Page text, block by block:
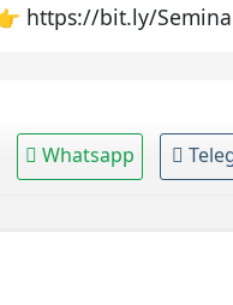
https://bit.ly/
Whatsapp